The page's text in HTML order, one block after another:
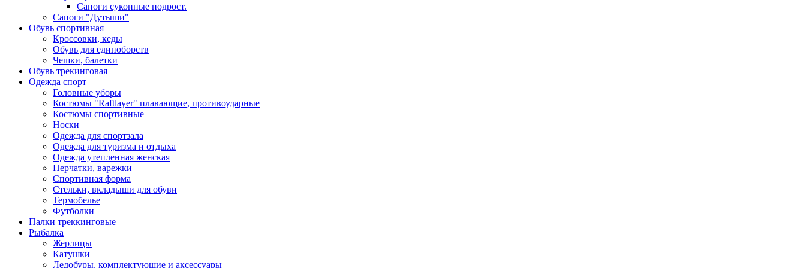
Сапоги суконные подрост.
Сапоги "Дутыши"
Обувь спортивная
Кроссовки, кеды
Обувь для единоборств
Чешки, балетки
Обувь трекинговая
Одежда спорт
Головные уборы
Костюмы "Raftlayer" плавающие, противоударные
Костюмы спортивные
Носки
Одежда для спортзала
Одежда для туризма и отдыха
Одежда утепленная женская
Перчатки, варежки
Спортивная форма
Стельки, вкладыши для обуви
Термобелье
Футболки
Палки треккинговые
Рыбалка
Жерлицы
Катушки
Ледобуры, комплектующие и аксессуары